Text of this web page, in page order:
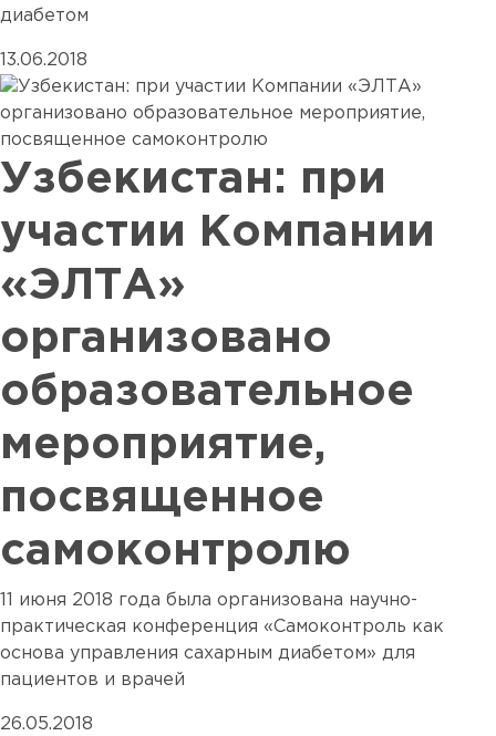
диабетом
13.06.2018
Узбекистан: при
участии Компании
«ЭЛТА»
организовано
образовательное
мероприятие,
посвященное
самоконтролю
11 июня 2018 года была организована научно-
практическая конференция «Самоконтроль как
основа управления сахарным диабетом» для
пациентов и врачей
26.05.2018